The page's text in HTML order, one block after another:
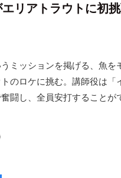
リアトラウトに初
ミッションを掲げる、魚
のロケに挑む。講師役は
闘し、全員安打することが